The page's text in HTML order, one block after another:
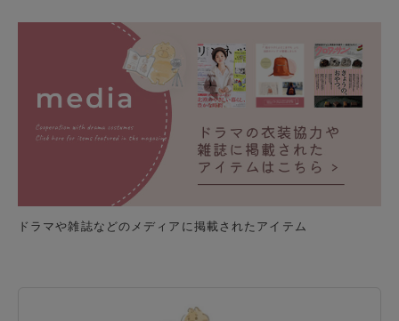
ドラマや雑誌などのメディアに掲載されたアイテム